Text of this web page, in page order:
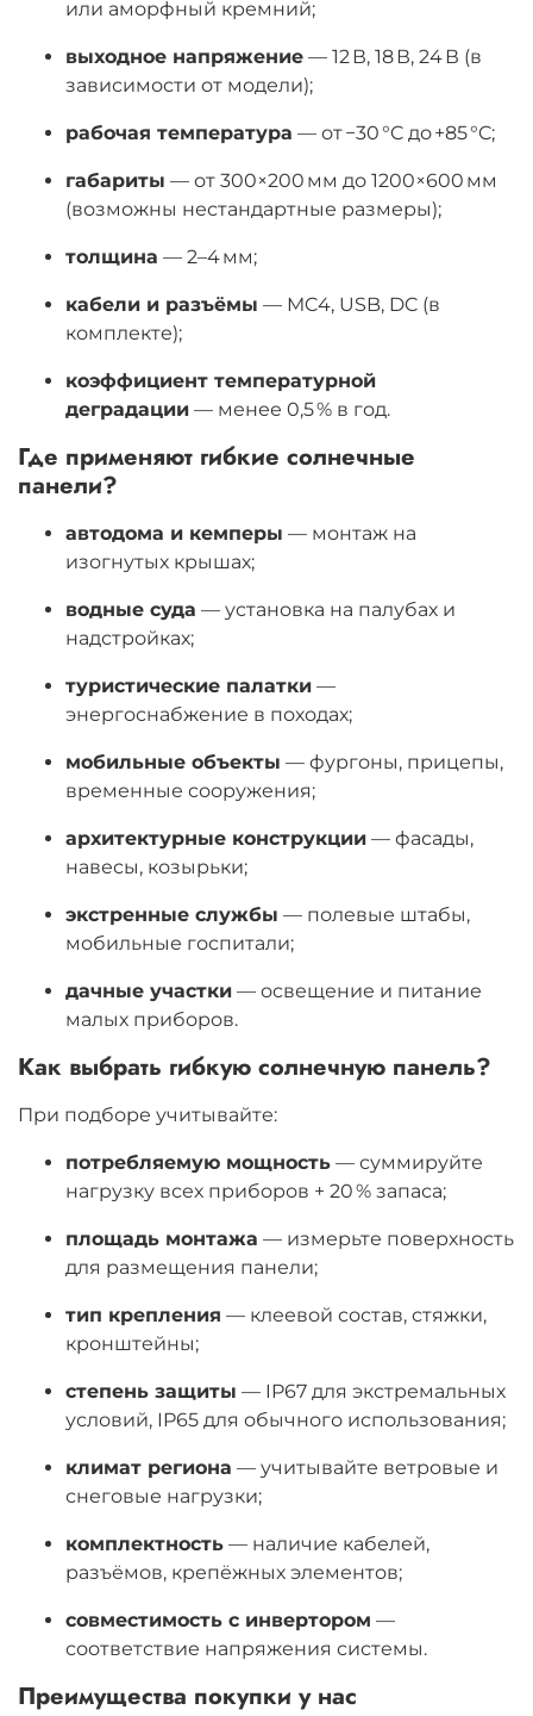
или аморфный кремний;
выходное напряжение — 12 В, 18 В, 24 В (в
зависимости от модели);
рабочая температура — от −30 °C до +85 °C;
габариты — от 300×200 мм до 1200×600 мм
(возможны нестандартные размеры);
толщина — 2–4 мм;
кабели и разъёмы — MC4, USB, DC (в
комплекте);
коэффициент температурной
деградации — менее 0,5 % в год.
Где применяют гибкие солнечные
панели?
автодома и кемперы — монтаж на
изогнутых крышах;
водные суда — установка на палубах и
надстройках;
туристические палатки —
энергоснабжение в походах;
мобильные объекты — фургоны, прицепы,
временные сооружения;
архитектурные конструкции — фасады,
навесы, козырьки;
экстренные службы — полевые штабы,
мобильные госпитали;
дачные участки — освещение и питание
малых приборов.
Как выбрать гибкую солнечную панель?
При подборе учитывайте:
потребляемую мощность — суммируйте
нагрузку всех приборов + 20 % запаса;
площадь монтажа — измерьте поверхность
для размещения панели;
тип крепления — клеевой состав, стяжки,
кронштейны;
степень защиты — IP67 для экстремальных
условий, IP65 для обычного использования;
климат региона — учитывайте ветровые и
снеговые нагрузки;
комплектность — наличие кабелей,
разъёмов, крепёжных элементов;
совместимость с инвертором —
соответствие напряжения системы.
Преимущества покупки у нас